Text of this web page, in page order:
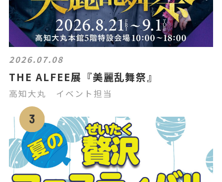
2026.07.08
THE ALFEE展『美麗乱舞祭』
高知大丸 イベント担当